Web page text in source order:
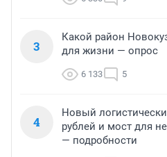
3
Какой район
для жизни — опрос
6 133 5
4
Новый
рублей и мост для
— подробности